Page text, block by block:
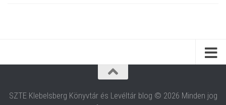
SZTE Klebelsberg Könyvtár és Levéltár blog © 2026 Minden jog